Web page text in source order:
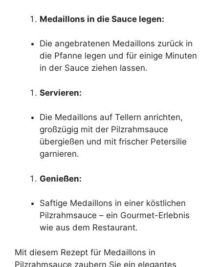
Medaillons in die Sauce legen:
Die angebratenen Medaillons zurück in
die Pfanne legen und für einige Minuten
in der Sauce ziehen lassen.
Servieren:
Die Medaillons auf Tellern anrichten,
großzügig mit der Pilzrahmsauce
übergießen und mit frischer Petersilie
garnieren.
Genießen:
Saftige Medaillons in einer köstlichen
Pilzrahmsauce – ein Gourmet-Erlebnis
wie aus dem Restaurant.
Mit diesem Rezept für Medaillons in
Pilzrahmsauce zaubern Sie ein elegantes